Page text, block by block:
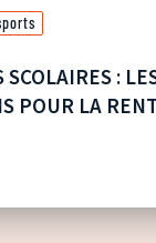
:
POUR LA